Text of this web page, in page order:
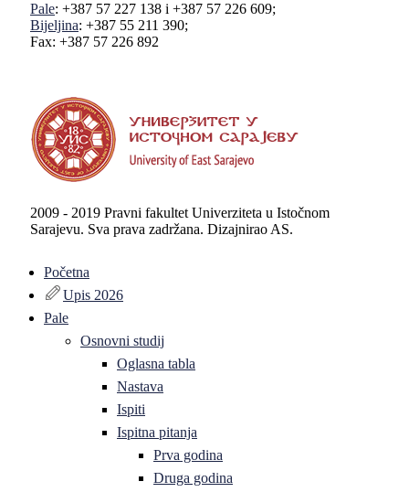
Pale: +387 57 227 138 i +387 57 226 609;
Bijeljina: +387 55 211 390;
Fax: +387 57 226 892
2009 - 2019 Pravni fakultet Univerziteta u Istočnom
Sarajevu. Sva prava zadržana. Dizajnirao AS.
Početna
Upis 2026
Pale
Osnovni studij
Oglasna tabla
Nastava
Ispiti
Ispitna pitanja
Prva godina
Druga godina